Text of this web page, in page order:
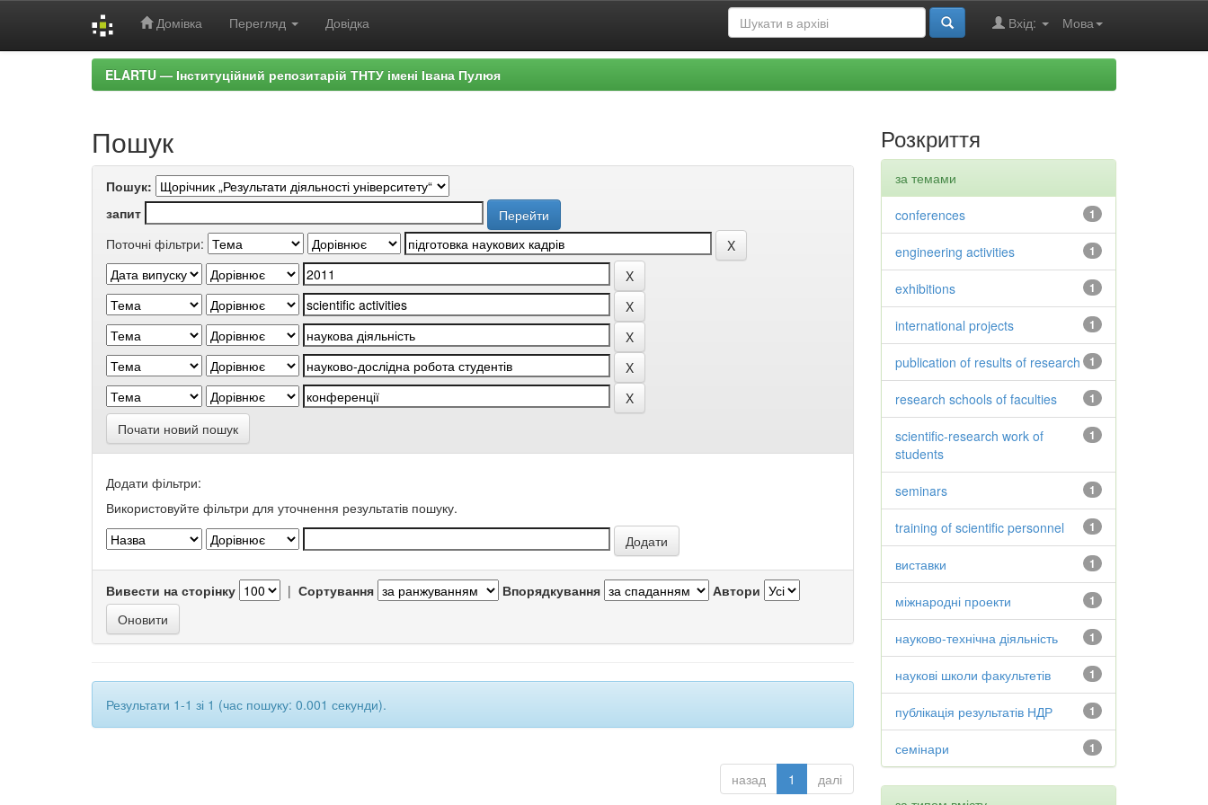
Домівка Перегляд Довідка Мова
Вхід:
ELARTU — Інституційний репозитарій ТНТУ імені Івана Пулюя
Пошук
Пошук:
запит
Поточні фільтри:
Почати новий пошук
Додати фільтри:
Використовуйте фільтри для уточнення результатів пошуку.
Вивести на сторінку | Сортування Впорядкування Автори
Результати 1-1 зі 1 (час пошуку: 0.001 секунди).
назад 1 далі
Розкриття
за темами
1
conferences
1
engineering activities
1
exhibitions
1
international projects
1
publication of results of research
1
research schools of faculties
1
scientific-research work of
students
1
seminars
1
training of scientific personnel
1
виставки
1
міжнародні проекти
1
науково-технічна діяльність
1
наукові школи факультетів
1
публікація результатів НДР
1
семінари